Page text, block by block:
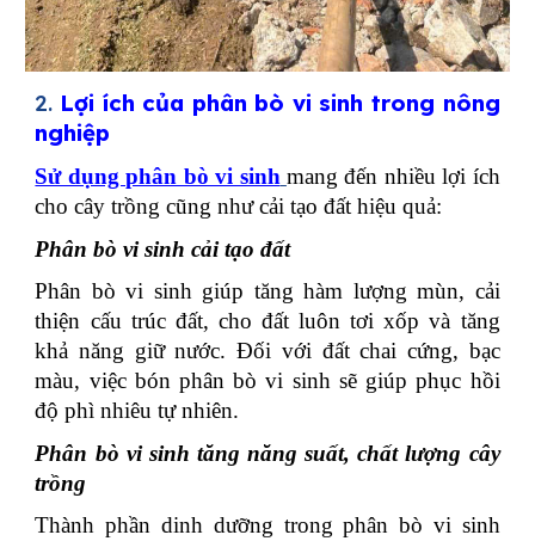
2. Lợi ích của phân bò vi sinh trong nông
nghiệp
Sử dụng phân bò vi sinh mang đến nhiều lợi ích
cho cây trồng cũng như cải tạo đất hiệu quả:
Phân bò vi sinh cải tạo đất
Phân bò vi sinh giúp tăng hàm lượng mùn, cải
thiện cấu trúc đất, cho đất luôn tơi xốp và tăng
khả năng giữ nước. Đối với đất chai cứng, bạc
màu, việc bón phân bò vi sinh sẽ giúp phục hồi
độ phì nhiêu tự nhiên.
Phân bò vi sinh tăng năng suất, chất lượng cây
trồng
Thành phần dinh dưỡng trong phân bò vi sinh